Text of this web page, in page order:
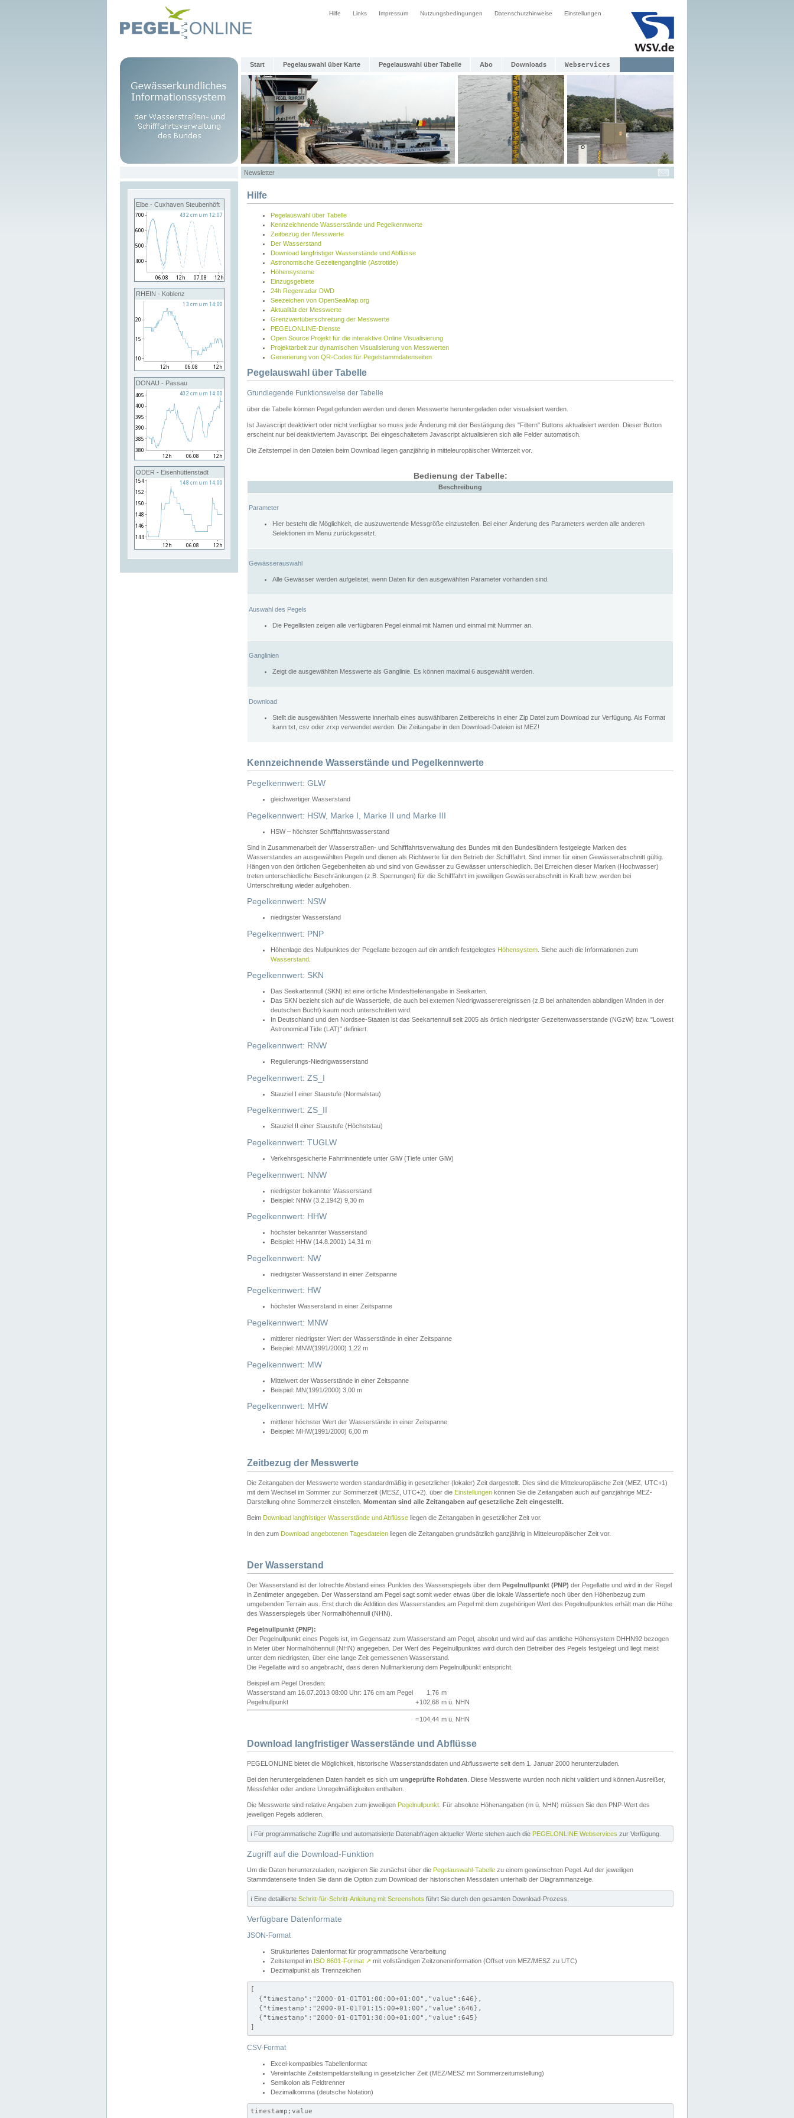
Hilfe Links Impressum Nutzungsbedingungen Datenschutzhinweise Einstellungen
Start Pegelauswahl über Karte Pegelauswahl über Tabelle Abo Downloads Webservices
Newsletter
Elbe - Cuxhaven Steubenhöft
RHEIN - Koblenz
DONAU - Passau
ODER - Eisenhüttenstadt
Hilfe
Pegelauswahl über Tabelle
Kennzeichnende Wasserstände und Pegelkennwerte
Zeitbezug der Messwerte
Der Wasserstand
Download langfristiger Wasserstände und Abflüsse
Astronomische Gezeitenganglinie (Astrotide)
Höhensysteme
Einzugsgebiete
24h Regenradar DWD
Seezeichen von OpenSeaMap.org
Aktualität der Messwerte
Grenzwertüberschreitung der Messwerte
PEGELONLINE-Dienste
Open Source Projekt für die interaktive Online Visualisierung
Projektarbeit zur dynamischen Visualisierung von Messwerten
Generierung von QR-Codes für Pegelstammdatenseiten
Pegelauswahl über Tabelle
Grundlegende Funktionsweise der Tabelle
über die Tabelle können Pegel gefunden werden und deren Messwerte heruntergeladen oder visualisiert werden.
Ist Javascript deaktiviert oder nicht verfügbar so muss jede Änderung mit der Bestätigung des "Filtern" Buttons aktualisiert werden. Dieser Button
erscheint nur bei deaktiviertem Javascript. Bei eingeschaltetem Javascript aktualisieren sich alle Felder automatisch.
Die Zeitstempel in den Dateien beim Download liegen ganzjährig in mitteleuropäischer Winterzeit vor.
Bedienung der Tabelle:
Beschreibung
Parameter
Hier besteht die Möglichkeit, die auszuwertende Messgröße einzustellen. Bei einer Änderung des Parameters werden alle anderen
Selektionen im Menü zurückgesetzt.
Gewässerauswahl
Alle Gewässer werden aufgelistet, wenn Daten für den ausgewählten Parameter vorhanden sind.
Auswahl des Pegels
Die Pegellisten zeigen alle verfügbaren Pegel einmal mit Namen und einmal mit Nummer an.
Ganglinien
Zeigt die ausgewählten Messwerte als Ganglinie. Es können maximal 6 ausgewählt werden.
Download
Stellt die ausgewählten Messwerte innerhalb eines auswählbaren Zeitbereichs in einer Zip Datei zum Download zur Verfügung. Als Format
kann txt, csv oder zrxp verwendet werden. Die Zeitangabe in den Download-Dateien ist MEZ!
Kennzeichnende Wasserstände und Pegelkennwerte
Pegelkennwert: GLW
gleichwertiger Wasserstand
Pegelkennwert: HSW, Marke I, Marke II und Marke III
HSW – höchster Schifffahrtswasserstand
Sind in Zusammenarbeit der Wasserstraßen- und Schifffahrtsverwaltung des Bundes mit den Bundesländern festgelegte Marken des
Wasserstandes an ausgewählten Pegeln und dienen als Richtwerte für den Betrieb der Schifffahrt. Sind immer für einen Gewässerabschnitt gültig.
Hängen von den örtlichen Gegebenheiten ab und sind von Gewässer zu Gewässer unterschiedlich. Bei Erreichen dieser Marken (Hochwasser)
treten unterschiedliche Beschränkungen (z.B. Sperrungen) für die Schifffahrt im jeweiligen Gewässerabschnitt in Kraft bzw. werden bei
Unterschreitung wieder aufgehoben.
Pegelkennwert: NSW
niedrigster Wasserstand
Pegelkennwert: PNP
Höhenlage des Nullpunktes der Pegellatte bezogen auf ein amtlich festgelegtes Höhensystem . Siehe auch die Informationen zum
Wasserstand
Pegelkennwert: SKN
Das Seekartennull (SKN) ist eine örtliche Mindesttiefenangabe in Seekarten.
Das SKN bezieht sich auf die Wassertiefe, die auch bei extemen Niedrigwasserereignissen (z.B bei anhaltenden ablandigen Winden in der
deutschen Bucht) kaum noch unterschritten wird.
In Deutschland und den Nordsee-Staaten ist das Seekartennull seit 2005 als örtlich niedrigster Gezeitenwasserstande (NGzW) bzw. "Lowest
Astronomical Tide (LAT)" definiert.
Pegelkennwert: RNW
Regulierungs-Niedrigwasserstand
Pegelkennwert: ZS_I
Stauziel I einer Staustufe (Normalstau)
Pegelkennwert: ZS_II
Stauziel II einer Staustufe (Höchststau)
Pegelkennwert: TUGLW
Verkehrsgesicherte Fahrrinnentiefe unter GlW (Tiefe unter GlW)
Pegelkennwert: NNW
niedrigster bekannter Wasserstand
Beispiel: NNW (3.2.1942) 9,30 m
Pegelkennwert: HHW
höchster bekannter Wasserstand
Beispiel: HHW (14.8.2001) 14,31 m
Pegelkennwert: NW
niedrigster Wasserstand in einer Zeitspanne
Pegelkennwert: HW
höchster Wasserstand in einer Zeitspanne
Pegelkennwert: MNW
mittlerer niedrigster Wert der Wasserstände in einer Zeitspanne
Beispiel: MNW(1991/2000) 1,22 m
Pegelkennwert: MW
Mittelwert der Wasserstände in einer Zeitspanne
Beispiel: MN(1991/2000) 3,00 m
Pegelkennwert: MHW
mittlerer höchster Wert der Wasserstände in einer Zeitspanne
Beispiel: MHW(1991/2000) 6,00 m
Zeitbezug der Messwerte
Die Zeitangaben der Messwerte werden standardmäßig in gesetzlicher (lokaler) Zeit dargestellt. Dies sind die Mitteleuropäische Zeit (MEZ, UTC+1)
mit dem Wechsel im Sommer zur Sommerzeit (MESZ, UTC+2). über die Einstellungen können Sie die Zeitangaben auch auf ganzjährige MEZ-
Darstellung ohne Sommerzeit einstellen. Momentan sind alle Zeitangaben auf gesetzliche Zeit eingestellt.
Beim Download langfristiger Wasserstände und Abflüsse liegen die Zeitangaben in gesetzlicher Zeit vor.
In den zum Download angebotenen Tagesdateien liegen die Zeitangaben grundsätzlich ganzjährig in Mitteleuropäischer Zeit vor.
Der Wasserstand
Der Wasserstand ist der lotrechte Abstand eines Punktes des Wasserspiegels über dem Pegelnullpunkt (PNP) der Pegellatte und wird in der Regel
in Zentimeter angegeben. Der Wasserstand am Pegel sagt somit weder etwas über die lokale Wassertiefe noch über den Höhenbezug zum
umgebenden Terrain aus. Erst durch die Addition des Wasserstandes am Pegel mit dem zugehörigen Wert des Pegelnullpunktes erhält man die Höhe
des Wasserspiegels über Normalhöhennull (NHN).
Pegelnullpunkt (PNP):
Der Pegelnullpunkt eines Pegels ist, im Gegensatz zum Wasserstand am Pegel, absolut und wird auf das amtliche Höhensystem DHHN92 bezogen
in Meter über Normalhöhennull (NHN) angegeben. Der Wert des Pegelnullpunktes wird durch den Betreiber des Pegels festgelegt und liegt meist
unter dem niedrigsten, über eine lange Zeit gemessenen Wasserstand.
Die Pegellatte wird so angebracht, dass deren Nullmarkierung dem Pegelnullpunkt entspricht.
Beispiel am Pegel Dresden:
Wasserstand am 16.07.2013 08:00 Uhr: 176 cm am Pegel
1,76 m
Pegelnullpunkt
+102,68 m ü. NHN
=104,44 m ü. NHN
Download langfristiger Wasserstände und Abflüsse
PEGELONLINE bietet die Möglichkeit, historische Wasserstandsdaten und Abflusswerte seit dem 1. Januar 2000 herunterzuladen.
Bei den heruntergeladenen Daten handelt es sich um ungeprüfte Rohdaten . Diese Messwerte wurden noch nicht validiert und können Ausreißer,
Messfehler oder andere Unregelmäßigkeiten enthalten.
Die Messwerte sind relative Angaben zum jeweiligen Pegelnullpunkt . Für absolute Höhenangaben (m ü. NHN) müssen Sie den PNP-Wert des
jeweiligen Pegels addieren.
ℹ️ Für programmatische Zugriffe und automatisierte Datenabfragen aktueller Werte stehen auch die PEGELONLINE Webservices zur Verfügung.
Zugriff auf die Download-Funktion
Um die Daten herunterzuladen, navigieren Sie zunächst über die Pegelauswahl-Tabelle zu einem gewünschten Pegel. Auf der jeweiligen
Stammdatenseite finden Sie dann die Option zum Download der historischen Messdaten unterhalb der Diagrammanzeige.
ℹ️ Eine detaillierte Schritt-für-Schritt-Anleitung mit Screenshots führt Sie durch den gesamten Download-Prozess.
Verfügbare Datenformate
JSON-Format
Strukturiertes Datenformat für programmatische Verarbeitung
Zeitstempel im ISO 8601-Format ↗ mit vollständigen Zeitzoneninformation (Offset von MEZ/MESZ zu UTC)
Dezimalpunkt als Trennzeichen
[
  {"timestamp":"2000-01-01T01:00:00+01:00","value":646},
  {"timestamp":"2000-01-01T01:15:00+01:00","value":646},
  {"timestamp":"2000-01-01T01:30:00+01:00","value":645}
]
CSV-Format
Excel-kompatibles Tabellenformat
Vereinfachte Zeitstempeldarstellung in gesetzlicher Zeit (MEZ/MESZ mit Sommerzeitumstellung)
Semikolon als Feldtrenner
Dezimalkomma (deutsche Notation)
timestamp;value